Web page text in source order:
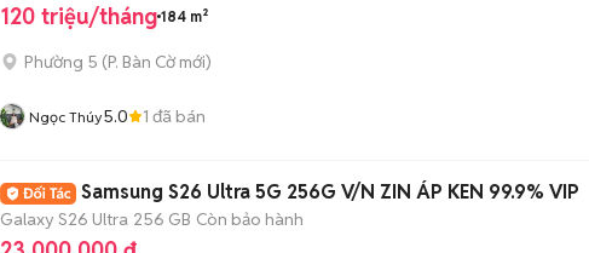
120 triệu/tháng 184 m²
Phường 5 (P. Bàn Cờmới)
Ngọc Thúy5.0 1 đã bán
Samsung S26 Ultra 5G 256G V/N ZIN ÁP KEN 99.9% VIP
Galaxy S26 Ultra 256 GB Còn bảo hành